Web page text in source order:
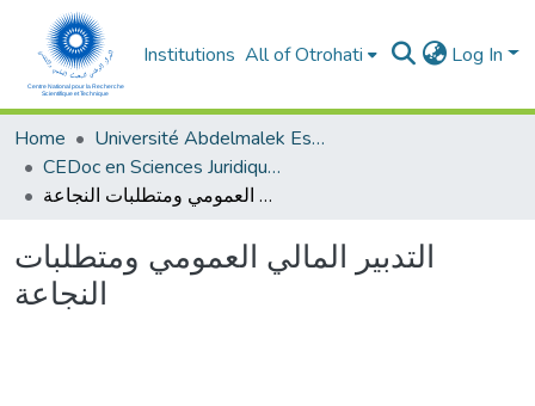
Institutions All of Otrohati Log In
Home
Université Abdelmalek Essaâdi - Tétouan
CEDoc en Sciences Juridiques, Economiques, Sociales et de Gestion (CED - SJESG)
التدبير المالي العمومي ومتطلبات النجاعة
التدبير المالي العمومي ومتطلبات
النجاعة